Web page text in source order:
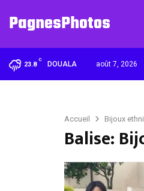
PagnesPhotos
23.8
C
DOUALA août 7, 2026
Accueil Bijoux
Balise: